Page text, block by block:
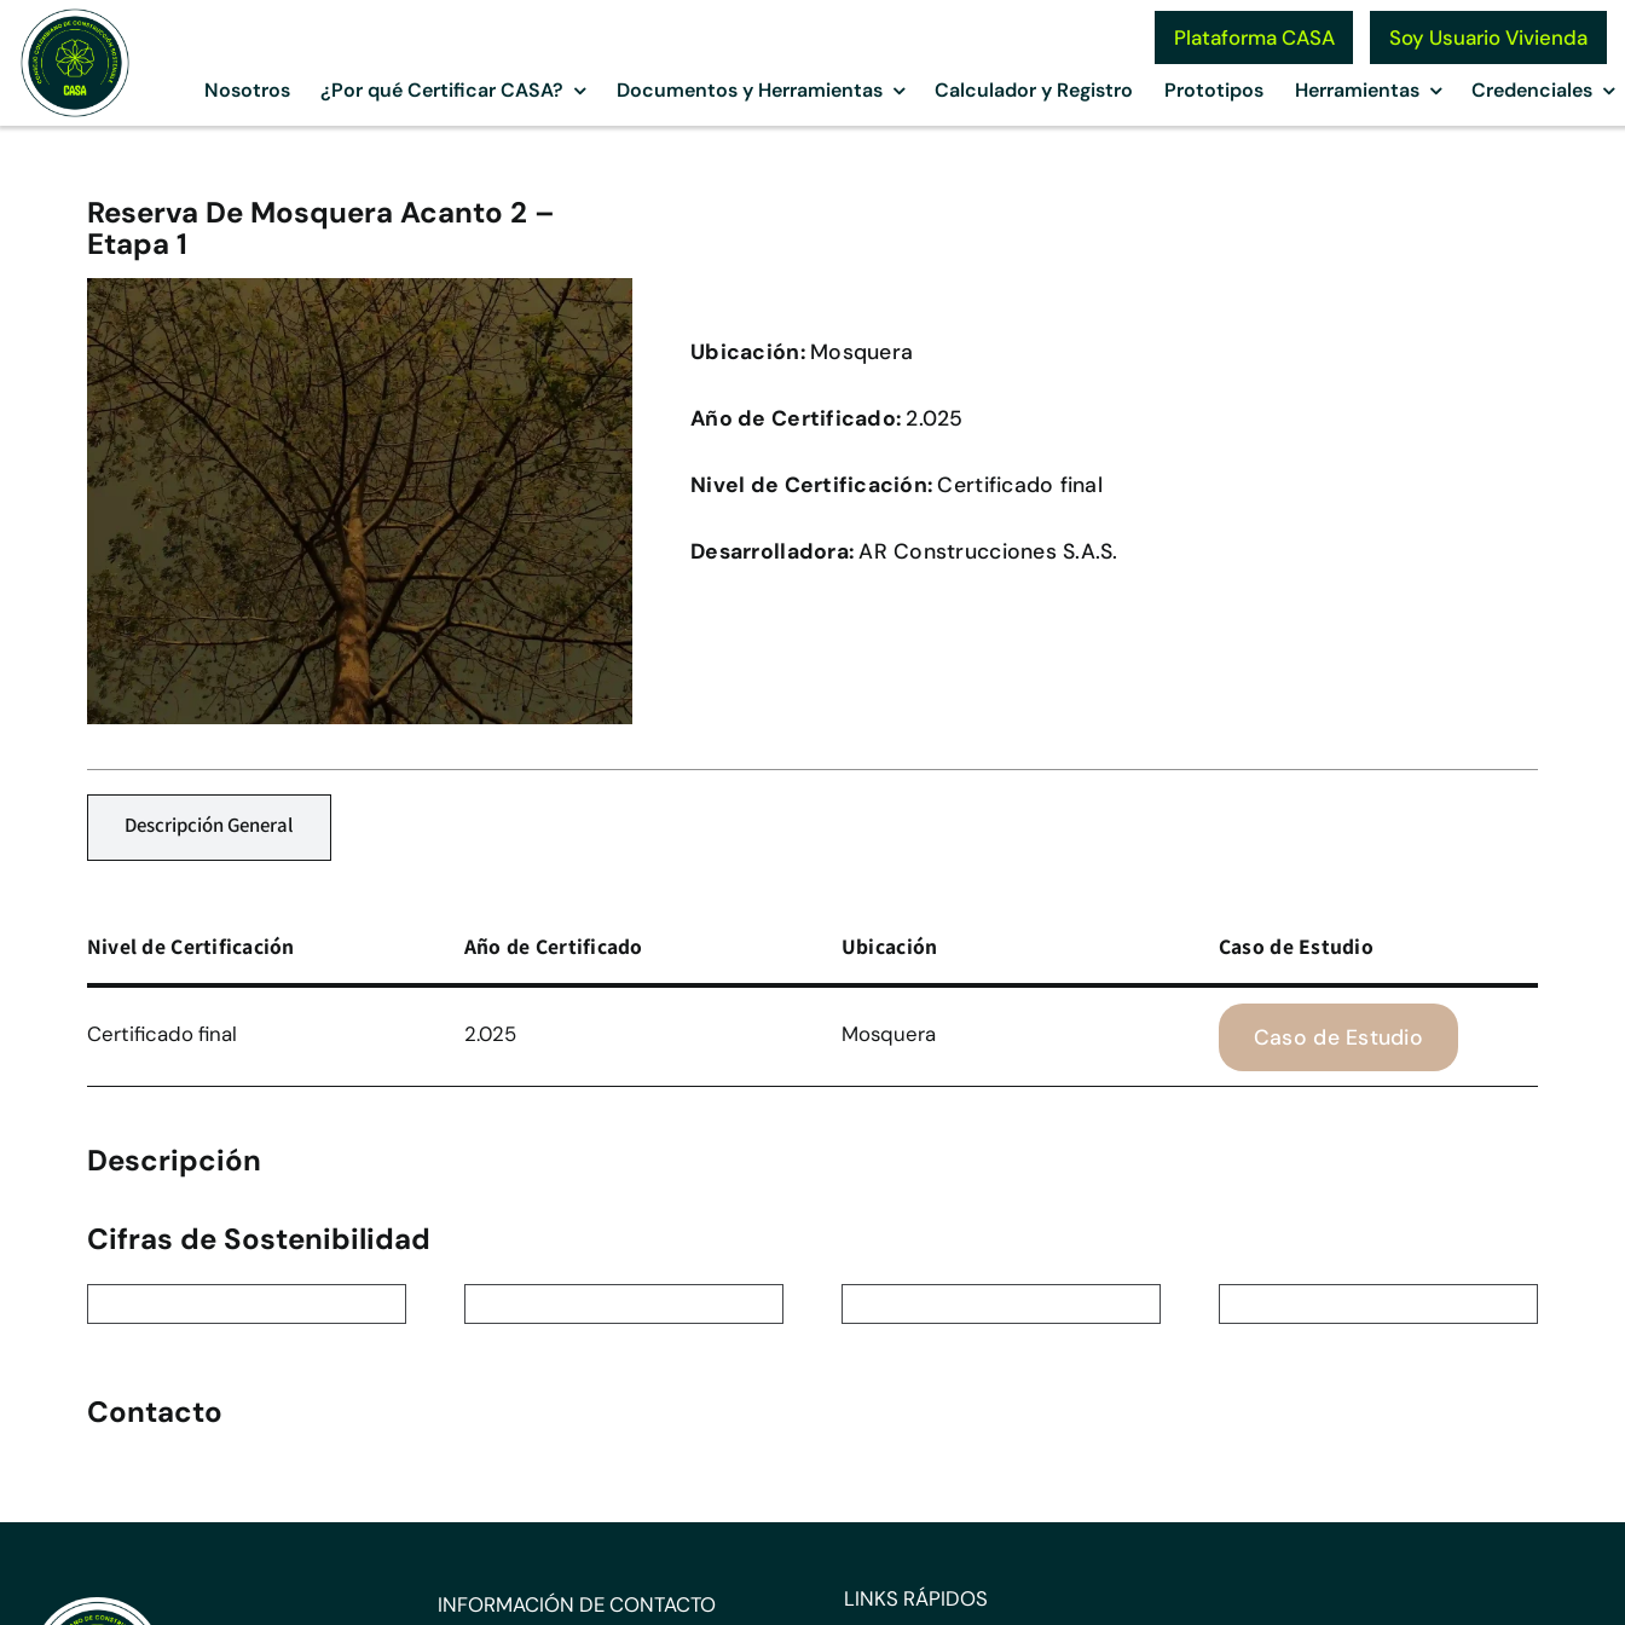
content
Plataforma CASA Soy Usuario Vivienda
Nosotros ¿Por qué Certificar CASA? Documentos y Herramientas Calculador y Registro Prototipos Herramientas Credenciales
Reserva De Mosquera Acanto 2 –
Etapa 1
Ubicación: Mosquera
Año de Certificado: 2.025
Nivel de Certificación:Certificado final
Desarrolladora:AR Construcciones S.A.S.
Descripción General
Nivel de Certificación Año de Certificado Ubicación Caso de Estudio
Certificado final 2.025 Mosquera Caso de Estudio
Descripción
Cifras de Sostenibilidad
Contacto
INFORMACIÓN DE CONTACTO LINKS RÁPIDOS